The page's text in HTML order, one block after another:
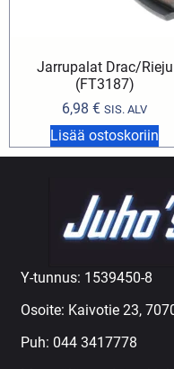
Jarrupalat Drac/Rieju
(FT3187)
6,98 € SIS. ALV
Lisää ostoskoriin
Y-tunnus: 1539450-8
Osoite: Kaivotie 23,
Puh: 044 3417778